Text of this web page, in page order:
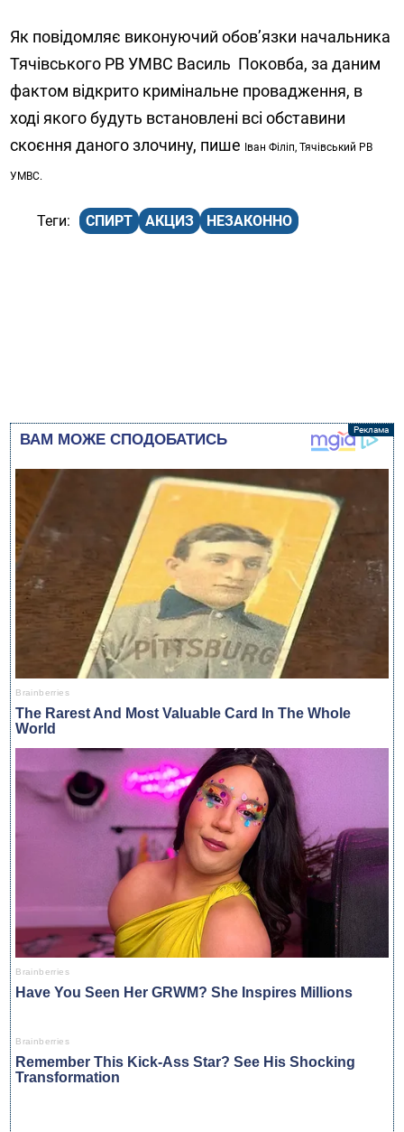
Як повідомляє виконуючий обов’язки начальника
Тячівського РВ УМВС Василь Поковба, за даним
фактом відкрито кримінальне провадження, в
ході якого будуть встановлені всі обставини
скоєння даного злочину, пише
Іван Філіп,Тячівський РВ
УМВС.
СПИРТ АКЦИЗ НЕЗАКОННО